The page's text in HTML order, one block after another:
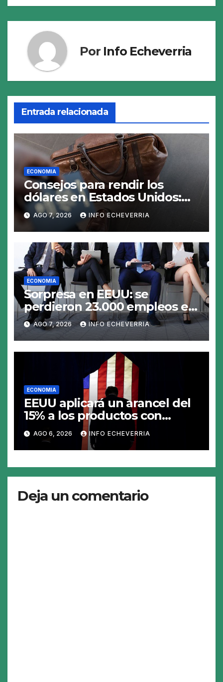
Por Info Echeverria
Entrada relacionada
ECONOMIA
Consejos para rendir los
dólares en Estados Unidos:
claves para no gastar de más
en el viaje
AGO 7, 2026 INFO ECHEVERRIA
ECONOMIA
Sorpresa en EEUU: se
perdieron 23.000 empleos en
julio y el mercado recalcula
las perspectivas para las tasas
AGO 7, 2026 INFO ECHEVERRIA
ECONOMIA
EEUU aplicará un arancel del
15% a los productos con
polisilicio para frenar el
avance de China
AGO 6, 2026 INFO ECHEVERRIA
Deja un comentario